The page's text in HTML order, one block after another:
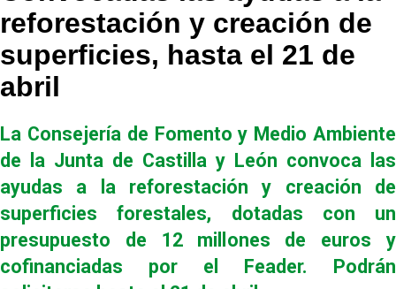
reforestación y creación de
superficies, hasta el 21 de
abril
La Consejería de Fomento y Medio Ambiente
de la Junta de Castilla y León convoca las
ayudas a la reforestación y creación de
superficies forestales, dotadas con un
presupuesto de 12 millones de euros y
cofinanciadas por el Feader. Podrán